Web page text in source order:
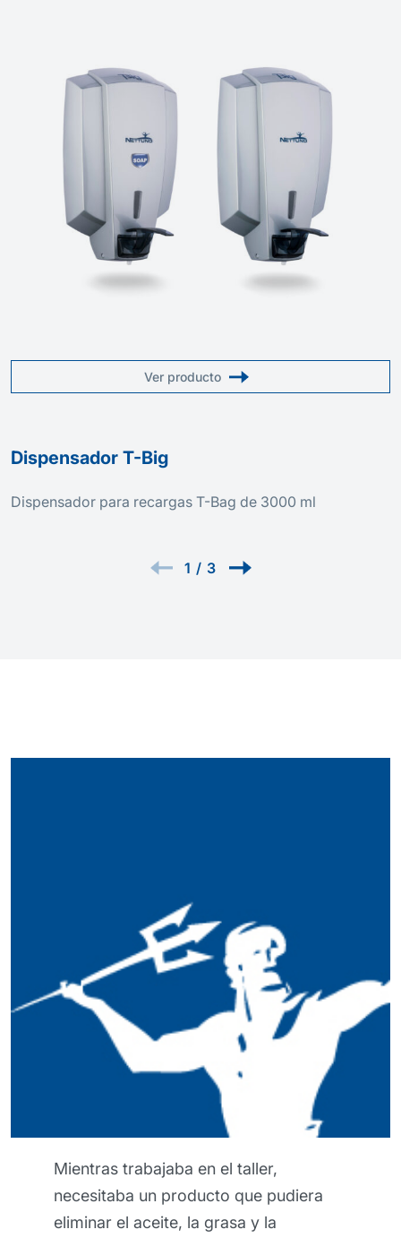
Ver producto
Dispensador T-Big
Dispensador para recargas T-Bag de 3000 ml
1 / 3
en el taller,
que pudiera
la grasa y la
Esta crema
realmente
proteger mi piel